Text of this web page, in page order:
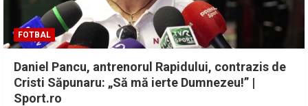
FOTBAL
Daniel Pancu, antrenorul Rapidului, contrazis de
Cristi Săpunaru: „Să mă ierte Dumnezeu!” |
Sport.ro